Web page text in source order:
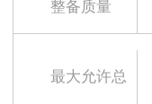
整备质量
最大允许总